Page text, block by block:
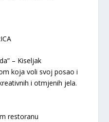
– Kiseljak
koja voli svoj posao i
i otmjenih jela.
restoranu